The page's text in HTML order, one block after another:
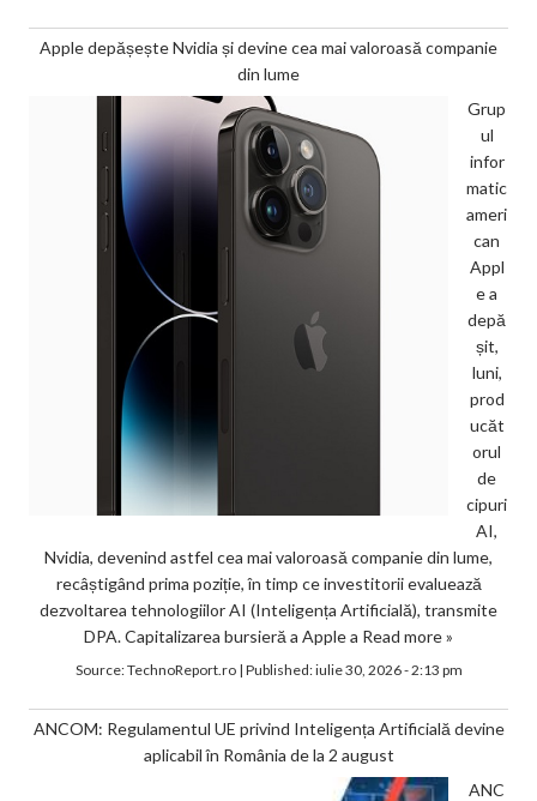
Apple depășește Nvidia și devine cea mai valoroasă companie
din lume
Grup
ul
infor
matic
ameri
can
Appl
e a
depă
șit,
luni,
prod
ucăt
orul
de
cipuri
AI,
Nvidia, devenind astfel cea mai valoroasă companie din lume,
recâștigând prima poziție, în timp ce investitorii evaluează
dezvoltarea tehnologiilor AI (Inteligența Artificială), transmite
DPA. Capitalizarea bursieră a Apple a Read more »
Source:TechnoReport.ro| Published:iulie 30, 2026 - 2:13 pm
ANCOM: Regulamentul UE privind Inteligența Artificială devine
aplicabil în România de la 2 august
ANC